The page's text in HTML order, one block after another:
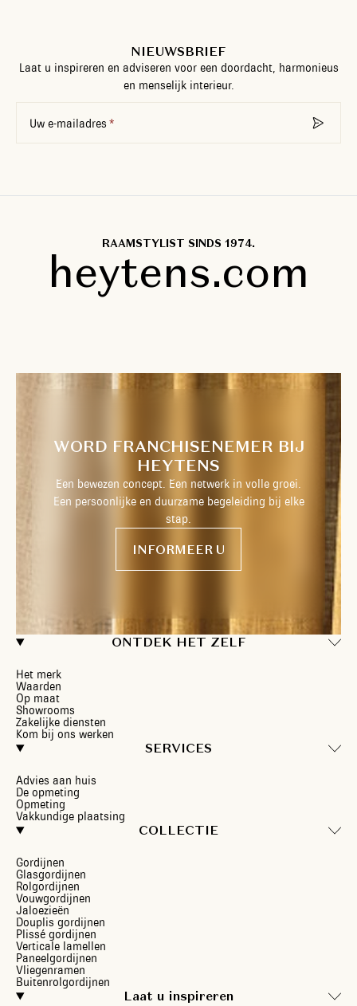
NIEUWSBRIEF
Laat u inspireren en adviseren voor een doordacht, harmonieus
en menselijk interieur.
Uw e-mailadres
RAAMSTYLIST SINDS 1974.
heytens.com
ONTDEK HET ZELF
Het merk
Waarden
Op maat
Showrooms
Zakelijke diensten
Kom bij ons werken
SERVICES
Advies aan huis
De opmeting
Opmeting
Vakkundige plaatsing
COLLECTIE
Gordijnen
Glasgordijnen
Rolgordijnen
Vouwgordijnen
Jaloezieën
Douplis gordijnen
Plissé gordijnen
Verticale lamellen
Paneelgordijnen
Vliegenramen
Buitenrolgordijnen
Laat u inspireren
WORD FRANCHISENEMER BIJ
HEYTENS
Een bewezen concept. Een netwerk in volle groei.
Een persoonlijke en duurzame begeleiding bij elke
stap.
INFORMEER U